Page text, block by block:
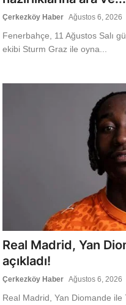
Çerkezköy Haber Ağustos 6, 2026
Fenerbahçe, 11 Ağustos Salı
ekibi Sturm Graz ile oyna...
Real Madrid, Yan
açıkladı!
Çerkezköy Haber Ağustos 6, 2026
Real Madrid, Yan Diomande ile